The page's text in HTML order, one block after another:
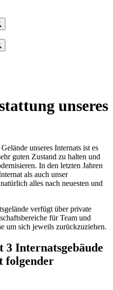
unseres
unseres Internats ist es
guten Zustand zu halten und
In den letzten Jahren
als auch unser
alles nach neuesten und
verfügt über private
für Team und
um sich jeweils zurückzuziehen.
3 Internatsgebäude
folgender